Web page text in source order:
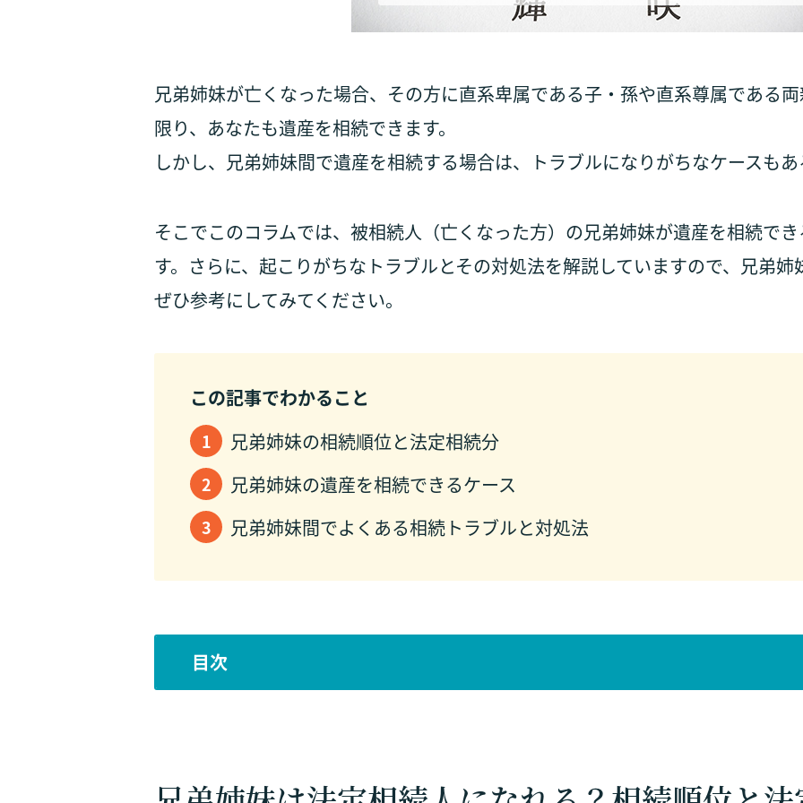
兄弟姉妹が亡くなった場合、その方に直系卑属である子・孫や直系尊属である
限り、あなたも遺産を相続できます。
しかし、兄弟姉妹間で遺産を相続する場合は、トラブルになりがちなケースも
そこでこのコラムでは、被相続人（亡くなった方）の兄弟姉妹が遺産を相続で
す。さらに、起こりがちなトラブルとその対処法を解説していますので、兄弟
ぜひ参考にしてみてください。
この記事でわかること
兄弟姉妹の相続順位と法定相続分
兄弟姉妹の遺産を相続できるケース
兄弟姉妹間でよくある相続トラブルと対処法
目次